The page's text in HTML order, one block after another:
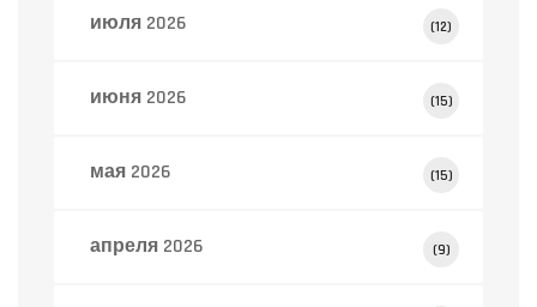
июля 2026 (12)
июня 2026 (15)
мая 2026 (15)
апреля 2026 (9)